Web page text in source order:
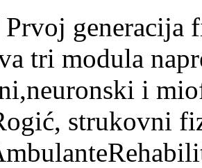
generacija
tri modula
i
strukovni